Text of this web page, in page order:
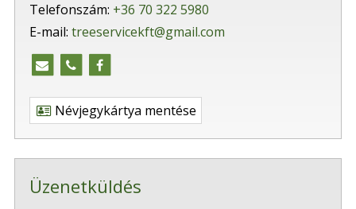
Telefonszám: +36 70 322 5980
E-mail: treeservicekft@gmail.com
Névjegykártya mentése
Üzenetküldés